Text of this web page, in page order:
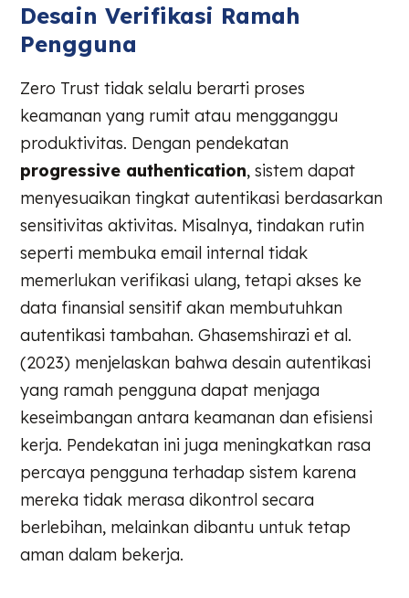
Desain Verifikasi Ramah
Pengguna
Zero Trust tidak selalu berarti proses
keamanan yang rumit atau mengganggu
produktivitas. Dengan pendekatan
progressive authentication, sistem dapat
menyesuaikan tingkat autentikasi berdasarkan
sensitivitas aktivitas. Misalnya, tindakan rutin
seperti membuka email internal tidak
memerlukan verifikasi ulang, tetapi akses ke
data finansial sensitif akan membutuhkan
autentikasi tambahan. Ghasemshirazi et al.
(2023) menjelaskan bahwa desain autentikasi
yang ramah pengguna dapat menjaga
keseimbangan antara keamanan dan efisiensi
kerja. Pendekatan ini juga meningkatkan rasa
percaya pengguna terhadap sistem karena
mereka tidak merasa dikontrol secara
berlebihan, melainkan dibantu untuk tetap
aman dalam bekerja.